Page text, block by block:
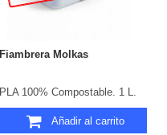
Fiambrera Molkas
PLA 100% Compostable. 1 L.
Añadir al carrito